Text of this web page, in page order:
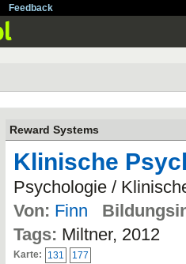
Feedback
Reward Systems
Klinische
Psychologie /
Von: Finn
Tags: Miltner, 2012
Karte: 131 177